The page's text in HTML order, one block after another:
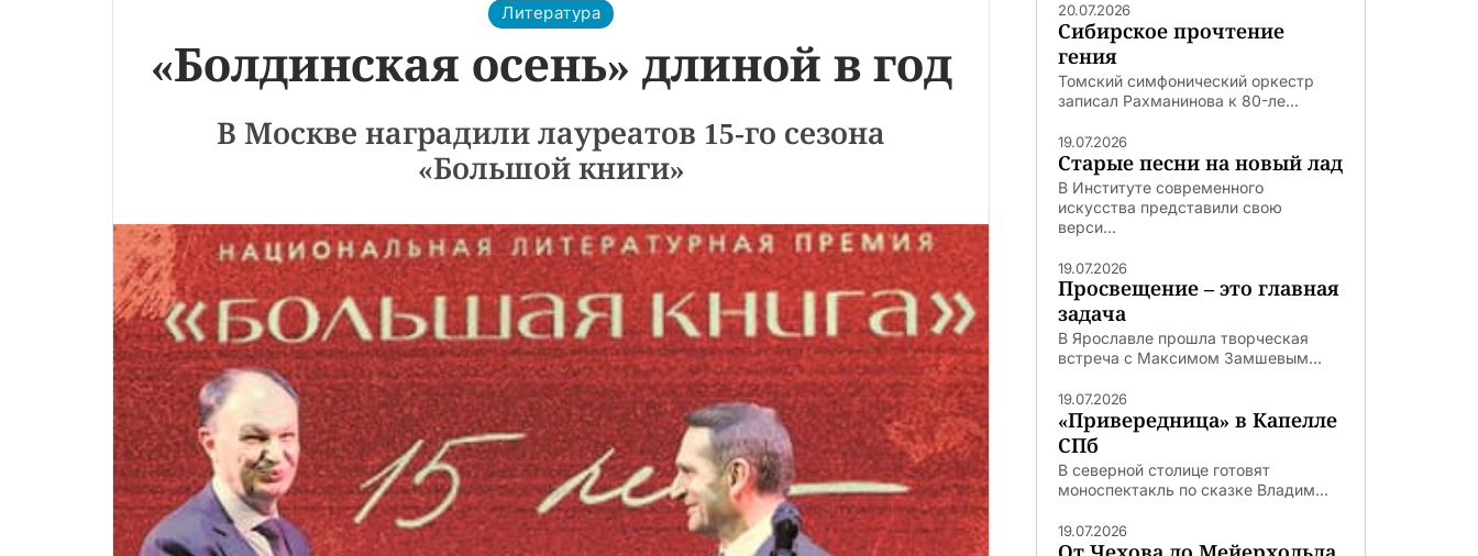
Литература
«Болдинская осень» длиной в год
В Москве наградили лауреатов 15-го сезона
«Большой книги»
20.07.2026
Сибирское прочтение
гения
Томский симфонический оркестр
записал Рахманинова к 80-ле...
19.07.2026
Старые песни на новый лад
В Институте современного
искусства представили свою
верси...
19.07.2026
Просвещение – это главная
задача
В Ярославле прошла творческая
встреча с Максимом Замшевым...
19.07.2026
«Привередница» в Капелле
СПб
В северной столице готовят
моноспектакль по сказке Владим...
19.07.2026